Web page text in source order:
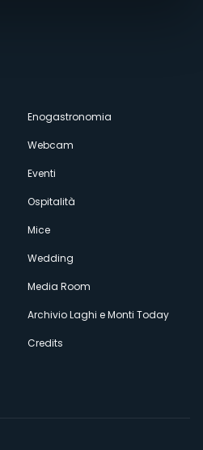
Enogastronomia
Webcam
Eventi
Ospitalità
Mice
Wedding
Media Room
Archivio Laghi e Monti Today
Credits